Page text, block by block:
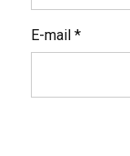
E-mail *